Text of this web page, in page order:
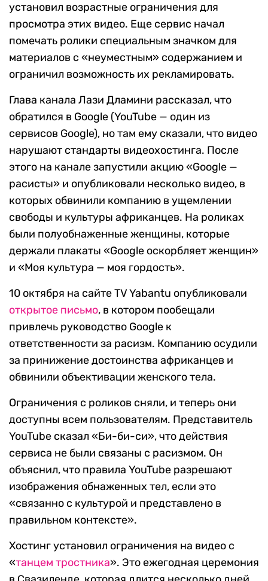
установил возрастные ограничения для
просмотра этих видео. Еще сервис начал
помечать ролики специальным значком для
материалов с «неуместным» содержанием и
ограничил возможность их рекламировать.
Глава канала Лази Дламини рассказал, что
обратился в Google (YouTube — один из
сервисов Google), но там ему сказали, что видео
нарушают стандарты видеохостинга. После
этого на канале запустили акцию «Google —
расисты» и опубликовали несколько видео, в
которых обвинили компанию в ущемлении
свободы и культуры африканцев. На роликах
были полуобнаженные женщины, которые
держали плакаты «Google оскорбляет женщин»
и «Моя культура — моя гордость».
10 октября на сайте TV Yabantu опубликовали
открытое письмо, в котором пообещали
привлечь руководство Google к
ответственности за расизм. Компанию осудили
за принижение достоинства африканцев и
обвинили объективации женского тела.
Ограничения с роликов сняли, и теперь они
доступны всем пользователям. Представитель
YouTube сказал «Би-би-си», что действия
сервиса не были связаны с расизмом. Он
объяснил, что правила YouTube разрешают
изображения обнаженных тел, если это
«связанно с культурой и представлено в
правильном контексте».
Хостинг установил ограничения на видео с
«танцем тростника». Это ежегодная церемония